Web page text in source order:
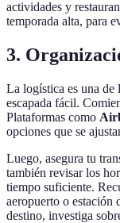
actividades y
temporada alta, para
3.
La logística es una de
escapada fácil.
Plataformas como
opciones que se
Luego, asegura tu
también revisar los
tiempo suficiente.
aeropuerto o estación
destino, investiga